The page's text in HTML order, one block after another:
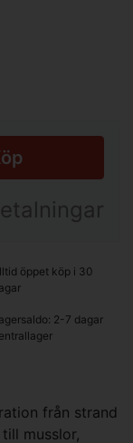
öppet köp i 30
2-7 dagar
från strand
musslor,